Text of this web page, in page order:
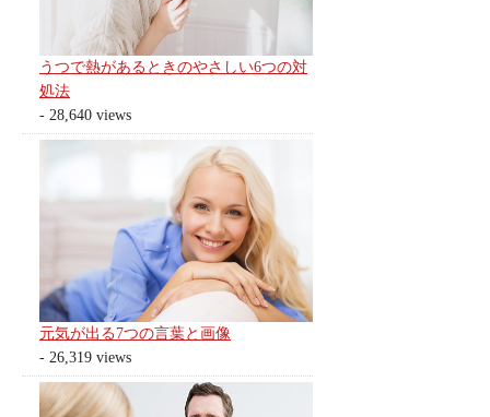
うつで熱があるときのやさしい6つの対
処法
- 28,640 views
元気が出る7つの言葉と画像
- 26,319 views